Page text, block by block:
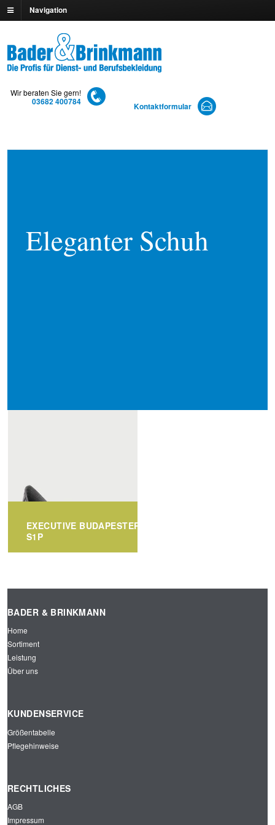
Navigation
Wir beraten Sie gern!
03682 400784 Kontaktformular
Eleganter Schuh
EXECUTIVE BUDAPESTER
S1P
BADER & BRINKMANN
Home
Sortiment
Leistung
Über uns
KUNDENSERVICE
Größentabelle
Pflegehinweise
RECHTLICHES
AGB
Impressum